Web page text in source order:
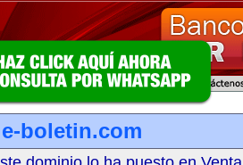
e-boletin.com